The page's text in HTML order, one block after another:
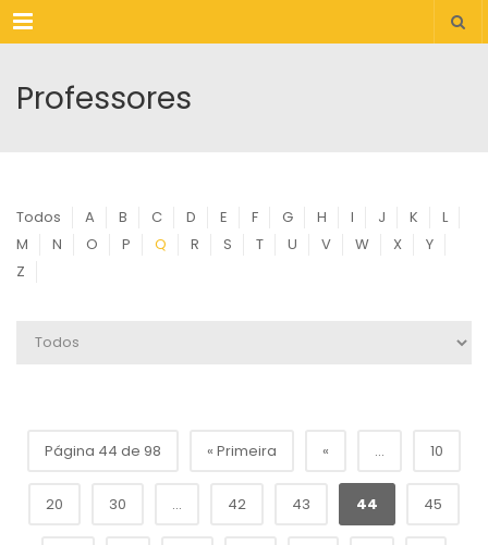
Menu
Professores
Todos A B C D E F G H I J K
L
M
N O P Q R S T U V W X
Y
Z
Página 44 de 98 « Primeira « ... 10
20 30 ... 42 43 44 45